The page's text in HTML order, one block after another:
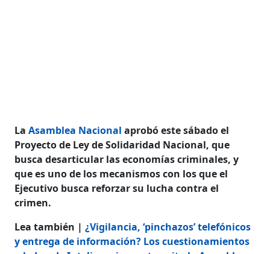
LaAsamblea Nacional aprobó este sábado el
Proyecto de Ley de Solidaridad Nacional, que
busca desarticular las economías criminales, y
que es uno de los mecanismos con los que el
Ejecutivo busca reforzar su lucha contra el
crimen.
Lea también |¿Vigilancia, ‘pinchazos’ telefónicos
y entrega de información? Los cuestionamientos